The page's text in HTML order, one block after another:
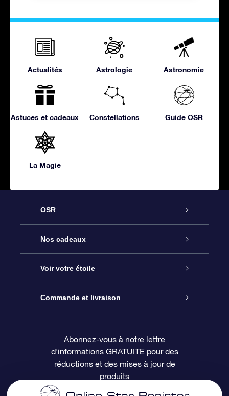
Actualités Astrologie Astronomie
Astuces et cadeaux Constellations Guide OSR
La Magie
OSR
Service
À propos de l’OSR
Nous contacter
Questions fréquemment posées
Revues
Nos cadeaux
Cadeau d’étoile en ligne
Coffret cadeau OSR
Carte cadeau OSR
Voir votre étoile
Registre des étoiles
Page d’accueil personnalisée
Un million d’étoiles
Commande et livraison
Informations de paiement
Informations d’expédition
Abonnez-vous à notre lettre
d'informations GRATUITE pour des
réductions et des mises à jour de
produits